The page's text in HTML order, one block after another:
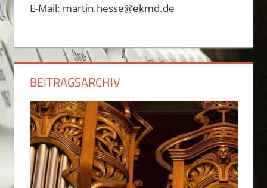
E-Mail: martin.hesse@ekmd.de
BEITRAGSARCHIV